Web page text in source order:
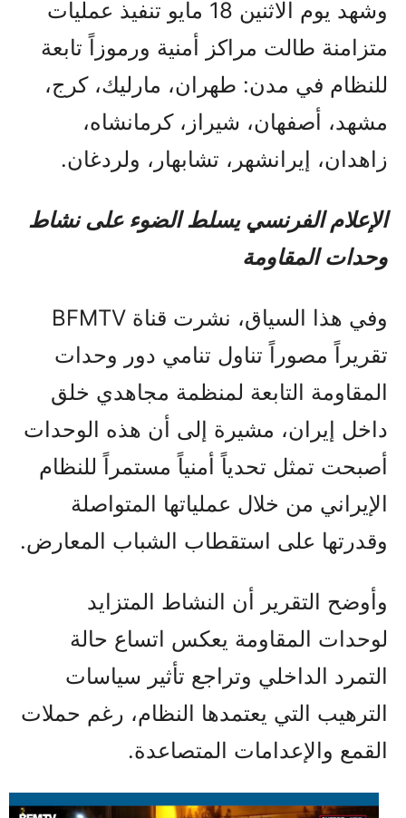
وشهد يوم الاثنين 18 مايو تنفيذ عمليات
متزامنة طالت مراكز أمنية ورموزاً تابعة
للنظام في مدن: طهران، مارليك، كرج،
مشهد، أصفهان، شيراز، كرمانشاه،
زاهدان، إيرانشهر، تشابهار، ولردغان.
الإعلام الفرنسي يسلط الضوء على نشاط
وحدات المقاومة
وفي هذا السياق، نشرت قناة BFMTV
تقريراً مصوراً تناول تنامي دور وحدات
المقاومة التابعة لمنظمة مجاهدي خلق
داخل إيران، مشيرة إلى أن هذه الوحدات
أصبحت تمثل تحدياً أمنياً مستمراً للنظام
الإيراني من خلال عملياتها المتواصلة
وقدرتها على استقطاب الشباب المعارض.
وأوضح التقرير أن النشاط المتزايد
لوحدات المقاومة يعكس اتساع حالة
التمرد الداخلي وتراجع تأثير سياسات
الترهيب التي يعتمدها النظام، رغم حملات
القمع والإعدامات المتصاعدة.